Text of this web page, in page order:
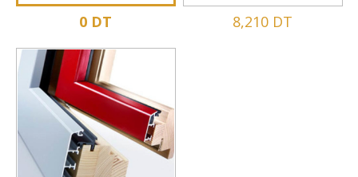
0 DT 8,210 DT